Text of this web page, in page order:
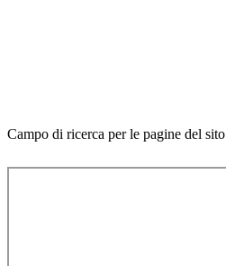
Campo di ricerca per le pagine del sito